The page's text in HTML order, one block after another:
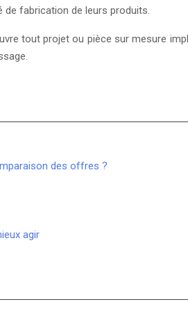
fabrication de leurs produits.
tout projet ou pièce sur mesure
des offres ?
agir